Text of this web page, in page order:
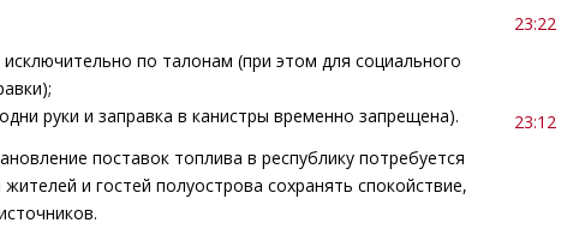
по талонам (при этом для социального
руки и заправка в канистры временно запрещена).
поставок топлива в республику потребуется
и гостей полуострова сохранять спокойствие,
23:22
23:12